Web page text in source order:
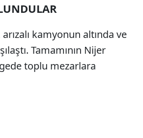
kamyonun altında ve
Tamamının Nijer
toplu mezarlara